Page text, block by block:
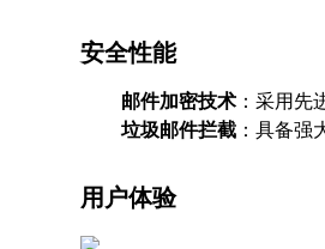
安全性能
邮件加密技术 ：采用先
垃圾邮件拦截 ：具备强
用户体验